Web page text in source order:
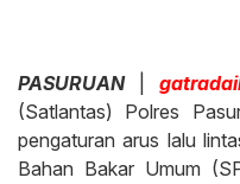
PASURUAN|
(Satlantas) Polres
pengaturan arus lalu
Bahan Bakar Umum